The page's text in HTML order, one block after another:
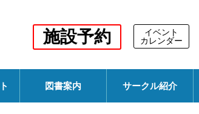
施設予約別
ウ
ィ
ン
ド
イベント
カレンダー
ウ
図書案内 サークル紹介